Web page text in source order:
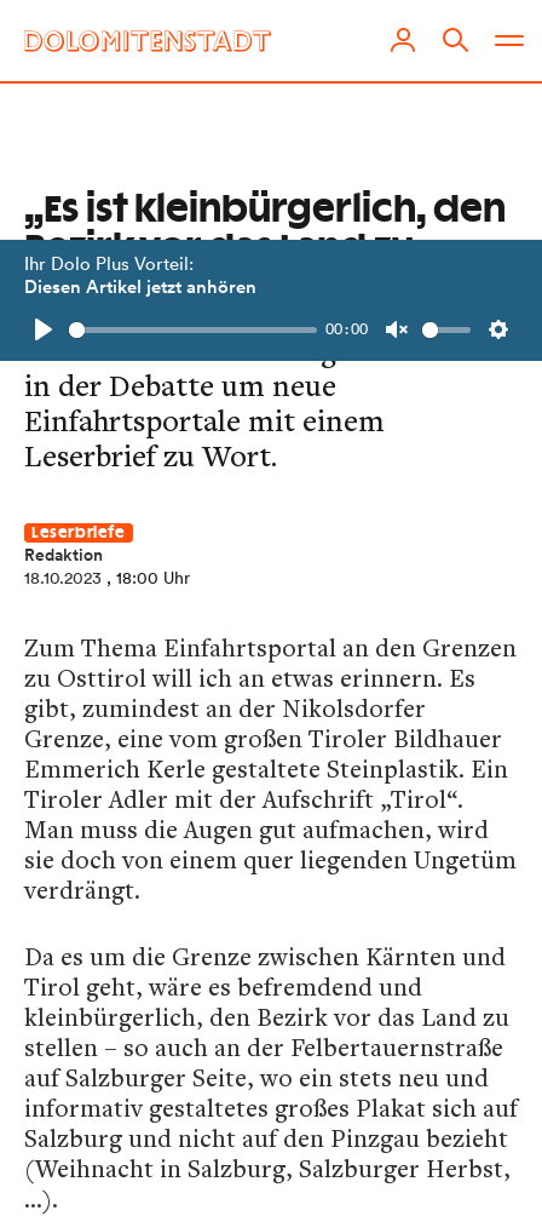
Ihr Dolo Plus Vorteil:
Diesen Artikel jetzt anhören
Play
00:00
Unmute
„Es ist kleinbürgerlich, den
Bezirk vor das Land zu
stellen.“
Bildhauer Lois Fasching meldet sich
in der Debatte um neue
Einfahrtsportale mit einem
Leserbrief zu Wort.
Leserbriefe
Redaktion
18.10.2023 , 18:00 Uhr
Zum Thema Einfahrtsportal an den Grenzen
zu Osttirol will ich an etwas erinnern. Es
gibt, zumindest an der Nikolsdorfer
Grenze, eine vom großen Tiroler Bildhauer
Emmerich Kerle gestaltete Steinplastik. Ein
Tiroler Adler mit der Aufschrift „Tirol“.
Man muss die Augen gut aufmachen, wird
sie doch von einem quer liegenden Ungetüm
verdrängt.
Da es um die Grenze zwischen Kärnten und
Tirol geht, wäre es befremdend und
kleinbürgerlich, den Bezirk vor das Land zu
stellen – so auch an der Felbertauernstraße
auf Salzburger Seite, wo ein stets neu und
informativ gestaltetes großes Plakat sich auf
Salzburg und nicht auf den Pinzgau bezieht
(Weihnacht in Salzburg, Salzburger Herbst,
...).